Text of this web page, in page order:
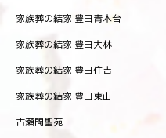
家族葬の結家 豊田青木台
家族葬の結家 豊田大林
家族葬の結家 豊田住吉
家族葬の結家 豊田東山
古瀬間聖苑